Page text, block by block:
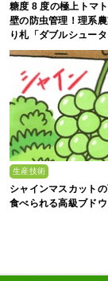
糖度 8 度の極上トマ
壁の防虫管理！理系
り札「ダブルシュータ
生産技術
シャインマスカット
食べられる高級ブドウ